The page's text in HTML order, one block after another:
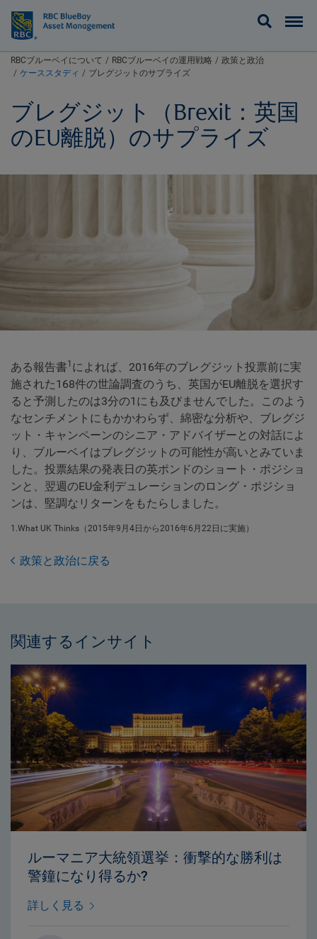
BlueBay
RBCブルーベイについて RBCブルーベイの運用戦略
政策と政治
ケーススタディ
ブレグジットのサプライズ
ブレグジット（Brexit：英国
のEU離脱）のサプライズ
ある報告書1 によれば、2016年のブレグジット投票前に実
施された168件の世論調査のうち、英国がEU離脱を選択す
ると予測したのは3分の1にも及びませんでした。このよう
なセンチメントにもかかわらず、綿密な分析や、ブレグジ
ット・キャンペーンのシニア・アドバイザーとの対話によ
り、ブルーベイはブレグジットの可能性が高いとみていま
した。投票結果の発表日の英ポンドのショート・ポジショ
ンと、翌週のEU金利デュレーションのロング・ポジショ
ンは、堅調なリターンをもたらしました。
1.What UK Thinks（2015年9月4日から2016年6月22日に実施）
政策と政治に戻る
関連するインサイト
ルーマニア大統領選挙：衝撃的な勝利は
警鐘になり得るか?
詳しく見る